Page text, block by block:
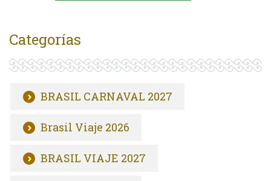
Categorías
BRASIL CARNAVAL 2027
Brasil Viaje 2026
BRASIL VIAJE 2027